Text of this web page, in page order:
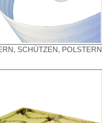
SCHÜTZEN, POLSTERN